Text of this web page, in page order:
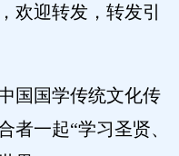
欢迎转发，转发引
国国学传统文化传
者一起“学习圣贤、